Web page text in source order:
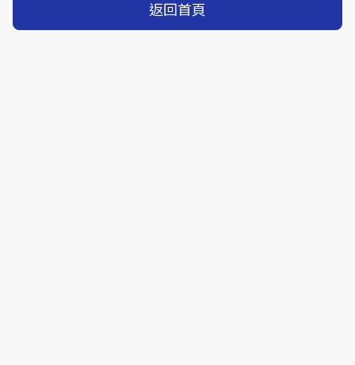
返回首頁